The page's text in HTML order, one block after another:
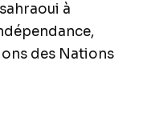
à
des Nations